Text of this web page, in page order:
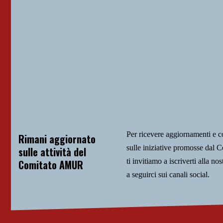
Rimani aggiornato
sulle attività del
Comitato AMUR
Per ricevere aggiornamenti e
sulle iniziative promosse dal
ti invitiamo a iscriverti alla
a seguirci sui canali social.